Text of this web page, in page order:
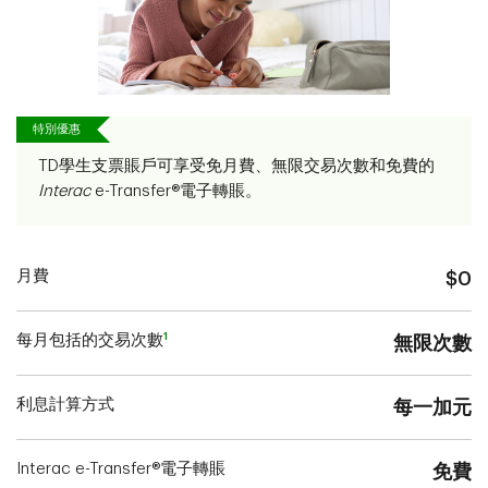
特別優惠
TD學生支票賬戶可享受免月費、無限交易次數和免費的
Interace-Transfer®電子轉賬。
月費 $0
每月包括的交易次數1 無限次數
利息計算方式 每一加元
Interac e-Transfer®電子轉賬 免費